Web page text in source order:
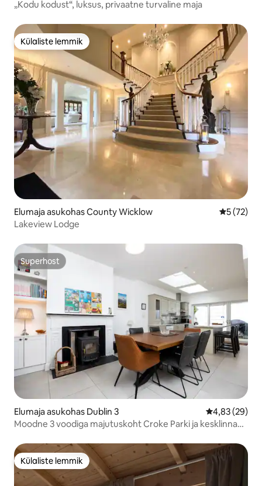
„Kodu kodust“, luksus, privaatne turvaline maja
Külaliste lemmik
Külaliste lemmik
Elumaja asukohas County Wicklow Keskmine
5 (72)
Lakeview Lodge
Superhost
Superhost
Elumaja asukohas Dublin 3 Keskmine
4,83 (29)
Moodne 3 voodiga majutuskoht Croke Parki ja kesklinna
Külaliste lemmik
Külaliste lemmik